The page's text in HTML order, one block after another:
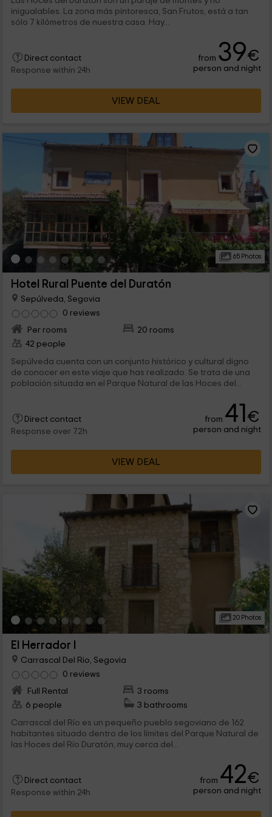
inigualables. La zona más pintoresca, San Frutos, está a tan
sólo 7 kilómetros de nuestra casa. Hay...
Direct contact
Response within 24h
from 39€
person and night
VIEW DEAL
65 Photos
Hotel Rural Puente del Duratón
Sepúlveda, Segovia
0 reviews
Per rooms
20 rooms
42 people
Sepúlveda cuenta con un conjunto histórico y cultural digno
de conocer en este viaje que has realizado. Se trata de una
población situada en el Parque Natural de las Hoces del...
Direct contact
Response over 72h
from 41€
person and night
VIEW DEAL
20 Photos
El Herrador I
Carrascal Del Rio, Segovia
0 reviews
Full Rental
3 rooms
6 people
3 bathrooms
Carrascal del Río es un pequeño pueblo segoviano de 162
habitantes situado dentro de los límites del Parque Natural de
las Hoces del Río Duratón, muy cerca del...
Direct contact
Response within 24h
from 42€
person and night